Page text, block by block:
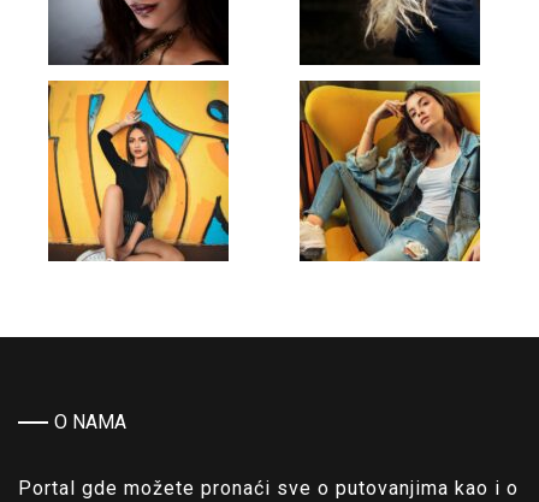
O NAMA
Portal gde možete pronaći sve o putovanjima kao i o